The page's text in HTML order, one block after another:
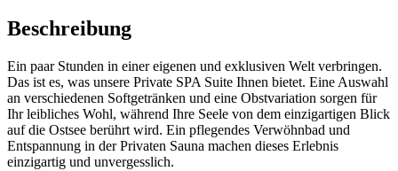
Beschreibung
Ein paar Stunden in einer eigenen und exklusiven Welt verbringen.
Das ist es, was unsere Private SPA Suite Ihnen bietet. Eine Auswahl
an verschiedenen Softgetränken und eine Obstvariation sorgen für
Ihr leibliches Wohl, während Ihre Seele von dem einzigartigen Blick
auf die Ostsee berührt wird. Ein pflegendes Verwöhnbad und
Entspannung in der Privaten Sauna machen dieses Erlebnis
einzigartig und unvergesslich.